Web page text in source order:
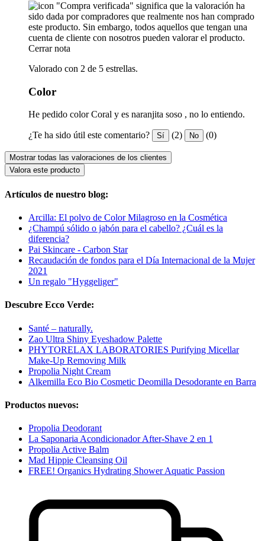
"Compra verificada" significa que la valoración ha
sido dada por compradores que realmente nos han comprado
este producto. Sin embargo, todos aquellos que tengan una
cuenta de cliente con nosotros pueden valorar el producto.
Cerrar nota
Valorado con 2 de 5 estrellas.
Color
He pedido color Coral y es naranjita soso , no lo entiendo.
¿Te ha sido útil este comentario? Sí (2) No (0)
Mostrar todas las valoraciones de los clientes
Valora este producto
Artículos de nuestro blog:
Arcilla: El polvo de Color Milagroso en la Cosmética
¿Champú sólido o jabón para el cabello? ¿Cuál es la
diferencia?
Pai Skincare - Carbon Star
Recaudación de fondos para el Día Internacional de la Mujer
2021
Un regalo "Hyggeliger"
Descubre Ecco Verde:
Santé – naturally.
Zao Ultra Shiny Eyeshadow Palette
PHYTORELAX LABORATORIES Purifying Micellar
Make-Up Removing Milk
Propolia Night Cream
Alkemilla Eco Bio Cosmetic Deomilla Desodorante en Barra
Productos nuevos:
Propolia Deodorant
La Saponaria Acondicionador After-Shave 2 en 1
Propolia Active Balm
Mad Hippie Cleansing Oil
FREE! Organics Hydrating Shower Aquatic Passion